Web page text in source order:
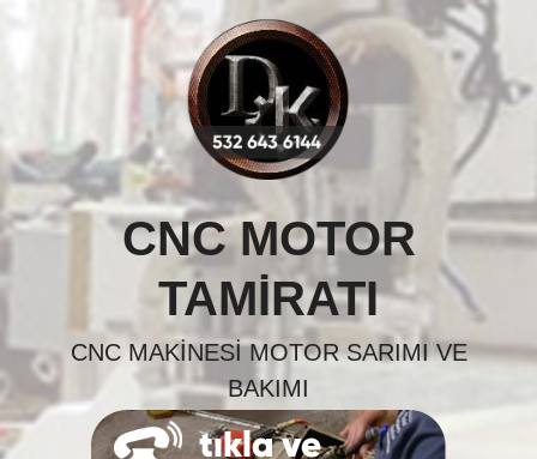
CNC MOTOR
TAMIRATI
CNC MAKINESI MOTOR SARIMI VE
BAKIMI